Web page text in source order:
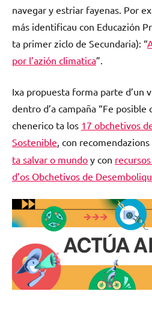
navegar y estriar fayenas. Por
más identificau con Educazión
ta primer ziclo de Secundaria): “
por l’azión climatica”.
Ixa propuesta forma parte d’un
dentro d’a campaña “Fe posible
chenerico ta los 17 obchetivos
Sostenible, con recomendazions
ta salvar o mundo y con
d’os Obchetivos de